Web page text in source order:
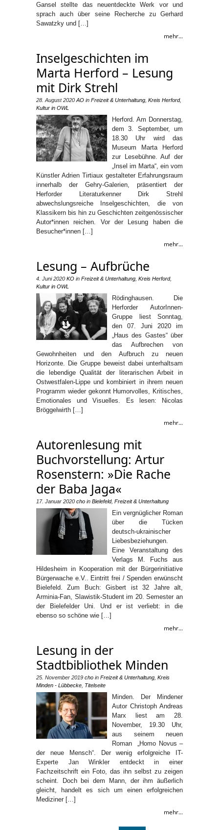
Gansel stellte das neuentdeckte Werk vor und
sprach auch über seine Recherche zu Gerhard
Sawatzky und […]
mehr...
Inselgeschichten im
Marta Herford – Lesung
mit Dirk Strehl
28. August 2020 AO in Freizeit & Unterhaltung Kreis Herford,
Kultur in OWL
Herford. Am Donnerstag,
dem 3. September, um
18.30 Uhr wird das
Museum Marta Herford
zur Lesebühne. Auf der
„Insel im Marta“, ein vom
Künstler Adrien Tirtiaux gestalteter Erfahrungsraum
innerhalb der Gehry-Galerien, präsentiert der
Herforder Literaturkenner Dirk Strehl
abwechslungsreiche Inselgeschichten, die von
Klassikern bis hin zu Geschichten zeitgenössischer
Autor*innen reichen. Vor der Lesung haben die
Besucher*innen […]
mehr...
Lesung – Aufbrüche
4. Juni 2020 KO in Freizeit & Unterhaltung Kreis Herford,
Kultur in OWL
Rödinghausen. Die
Herforder AutorInnen-
Gruppe liest Sonntag,
den 07. Juni 2020 im
„Haus des Gastes“ über
das Aufbrechen von
Gewohnheiten und den Aufbruch zu neuen
Horizonte. Die Gruppe beweist dabei unterhaltsam
die lebendige Qualität der literarischen Arbeit in
Ostwestfalen-Lippe und kombiniert in ihrem neuen
Programm wieder gekonnt Humorvolles, Kritisches,
Emotionales und Visuelles. Es lesen: Nicolas
Bröggelwirth […]
mehr...
Autorenlesung mit
Buchvorstellung: Artur
Rosenstern: »Die Rache
der Baba Jaga«
17. Januar 2020 cho in Bielefeld, Freizeit & Unterhaltung
Ein vergnüglicher Roman
über die Tücken
deutsch-ukrainischer
Liebesbeziehungen.
Eine Veranstaltung des
Verlags M. Fuchs aus
Hildesheim in Kooperation mit der Bürgerinitiative
Bürgerwache e.V.. Eintritt frei / Spenden erwünscht
Bielefeld. Zum Buch: Gisbert ist 32 Jahre alt,
Arminia-Fan, Slawistik-Student im 20. Semester an
der Bielefelder Uni. Und er ist verliebt: in die
ebenso so schöne wie […]
mehr...
Lesung in der
Stadtbibliothek Minden
25. November 2019 cho in Freizeit & Unterhaltung Kreis
Minden - Lübbecke Titelseite
Minden. Der Mindener
Autor Christoph Andreas
Marx liest am 28.
November, 19.30 Uhr,
aus seinem neuen
Roman „Homo Novus –
der neue Mensch“. Der wenig erfolgreiche IT-
Experte Jan Winkler entdeckt in einer
Fachzeitschrift ein Foto, das ihn selbst zu zeigen
scheint. Doch bei dem Mann, der ihm äußerlich
gleicht, handelt es sich um einen erfolgreichen
Mediziner […]
mehr...